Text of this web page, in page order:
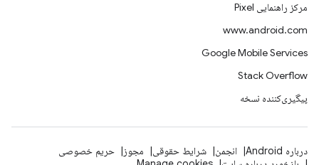
مرکز راهنمایی Pixel
www.android.com
Google Mobile Services
Stack Overflow
پیگیری‌کننده نسخه
درباره Android انجمن شرایط حقوقی مجوز
حریم خصوصی